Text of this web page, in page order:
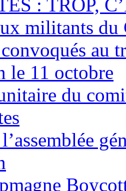
: TROP,
militants
au
le 11 octobre
du